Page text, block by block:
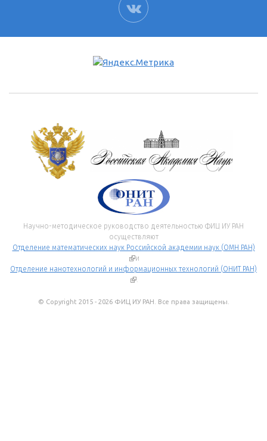
ВК
Научно-методическое руководство деятельностью ФИЦ ИУ РАН
осуществляют
Отделение математических наук Российской академии наук (ОМН РАН)
(внешняя ссылка)
и
Отделение нанотехнологий и информационных технологий (ОНИТ РАН)
(внешняя ссылка)
.
© Copyright 2015 - 2026 ФИЦ ИУ РАН. Все права защищены.